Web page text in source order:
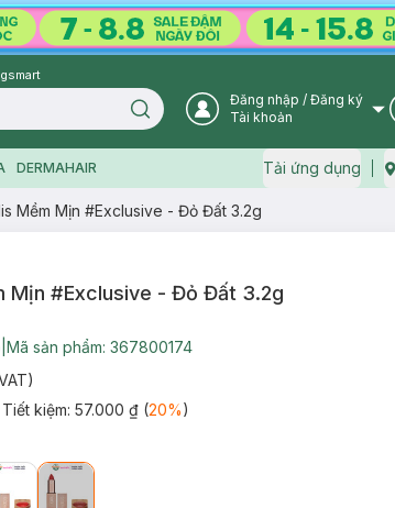
Search icon User Icon
Đăng nhập / Đăng ký
Tài khoản
DERMAHAIR Tải ứng dụng
Mềm Mịn #Exclusive - Đỏ Đất 3.2g
Mịn #Exclusive - Đỏ Đất 3.2g
Mã sản phẩm: 367800174
kiệm: 57.000 ₫(20%)